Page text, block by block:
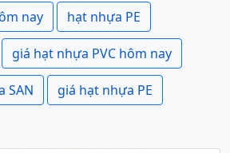
nay hạt nhựa PE
giá hạt nhựa PVC hôm nay
SAN giá hạt nhựa PE